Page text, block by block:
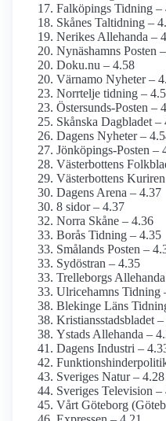
Falköpings Tidning –
Skånes Taltidning –
Nerikes Allehanda –
Nynäshamns Posten
Doku.nu – 4.58
Värnamo Nyheter –
Norrtelje tidning –
Östersunds-Posten –
Skånska Dagbladet –
Dagens Nyheter –
Jönköpings-Posten –
Västerbottens
Västerbottens
Dagens Arena – 4.37
8 sidor – 4.37
Norra Skåne – 4.36
Borås Tidning – 4.35
Smålands Posten –
Sydöstran – 4.35
Trelleborgs
Ulricehamns Tidning
Blekinge Läns
Kristiansstadsbladet
Ystads Allehanda –
Dagens Industri –
Sveriges Natur – 4.28
Sveriges Television –
Vårt Göteborg